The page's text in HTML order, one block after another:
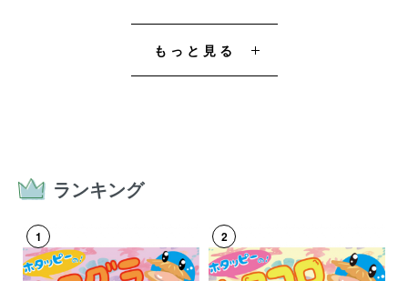
もっと見る
ランキング
1 2